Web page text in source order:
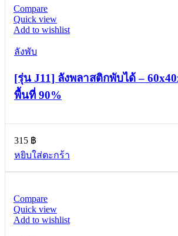
Compare
Quick view
Add to wishlist
ลังพับ
[รุ่น J11] ลังพลาสติกพับได้ –
พื้นที่ 90%
315 ฿
หยิบใส่ตะกร้า
Compare
Quick view
Add to wishlist